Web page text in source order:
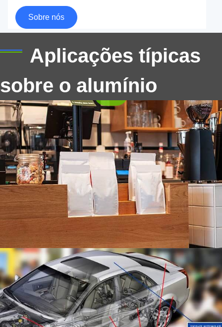
Sobre nós
Aplicações típicas
sobre o alumínio
Usar 8011 folha de alumínio selável a quente para
embalagens flexíveis para proteger produtos
alimentícios e farmacêuticos com vedação forte,
Resistência à umidade, e propriedades de alta
Folha de alumínio para carro
Como um material representativo do peso leve do
automóvel, o alumínio tornou-se uma matéria-prima
fundamental para o desenvolvimento da indústria
automobilística para reduzir o peso da carroceria.
Folhas de alumínio para decks de barco
Evite podridão, manutenção pesada, e superfícies
escorregadias - OPT para folhas de alumínio para